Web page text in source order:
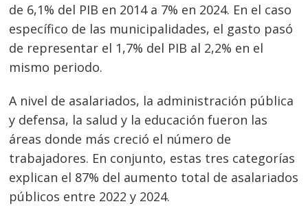
de 6,1% del PIB en 2014 a 7% en 2024. En el caso
específico de las municipalidades, el gasto pasó
de representar el 1,7% del PIB al 2,2% en el
mismo periodo.
A nivel de asalariados, la administración pública
y defensa, la salud y la educación fueron las
áreas donde más creció el número de
trabajadores. En conjunto, estas tres categorías
explican el 87% del aumento total de asalariados
públicos entre 2022 y 2024.